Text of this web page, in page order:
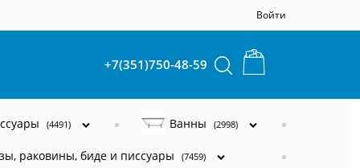
Войти
+7(351)750-48-59
(4491) Ванны (2998)
раковины, биде и писсуары (7459)